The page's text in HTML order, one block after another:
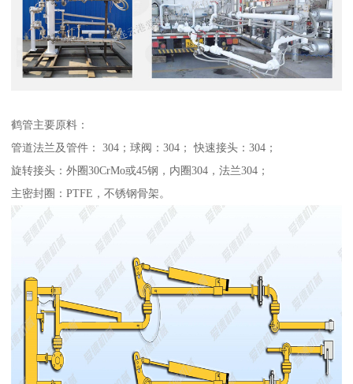
鹤管主要原料：
管道法兰及管件： 304；球阀：304； 快速接头：304；
旋转接头：外圈30CrMo或45钢，内圈304，法兰304；
主密封圈：PTFE，不锈钢骨架。